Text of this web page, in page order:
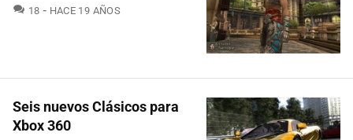
18 COMENTARIOS
HACE 19 AÑOS
Seis nuevos Clásicos para
Xbox 360